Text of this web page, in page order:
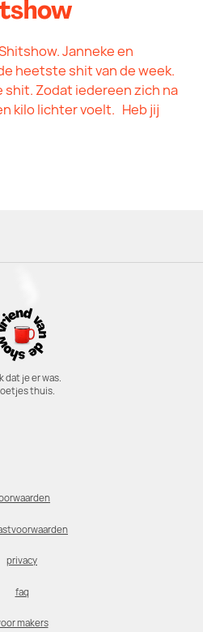
Janneke en
heetste shit van de week.
shit. Zodat iedereen zich na
kilo lichter voelt. Heb jij
dat je er was.
thuis.
privacy
faq
makers